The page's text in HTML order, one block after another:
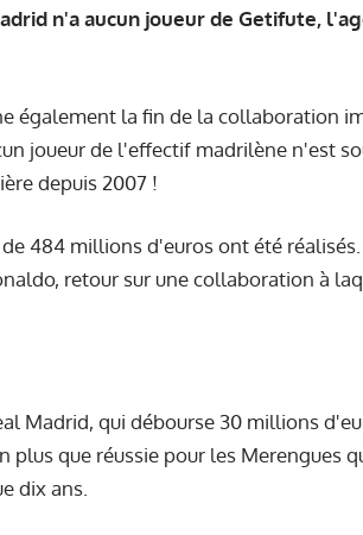
n'a aucun joueur de Getifute,
également la fin de la collaboration
joueur de l'effectif madrilène n'est
depuis 2007 !
484 millions d'euros ont été réalisés.
retour sur une collaboration à
Madrid, qui débourse 30 millions
plus que réussie pour les Merengues
dix ans.